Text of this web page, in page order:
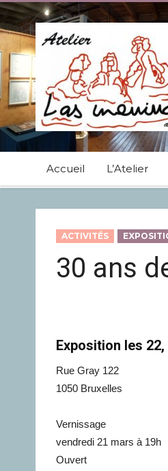
Accueil L’Atelier
ACTIVITÉS
30 ans
Exposition les
Rue Gray 122
1050 Bruxelles
Vernissage
vendredi 21 mars à 19h
Ouvert